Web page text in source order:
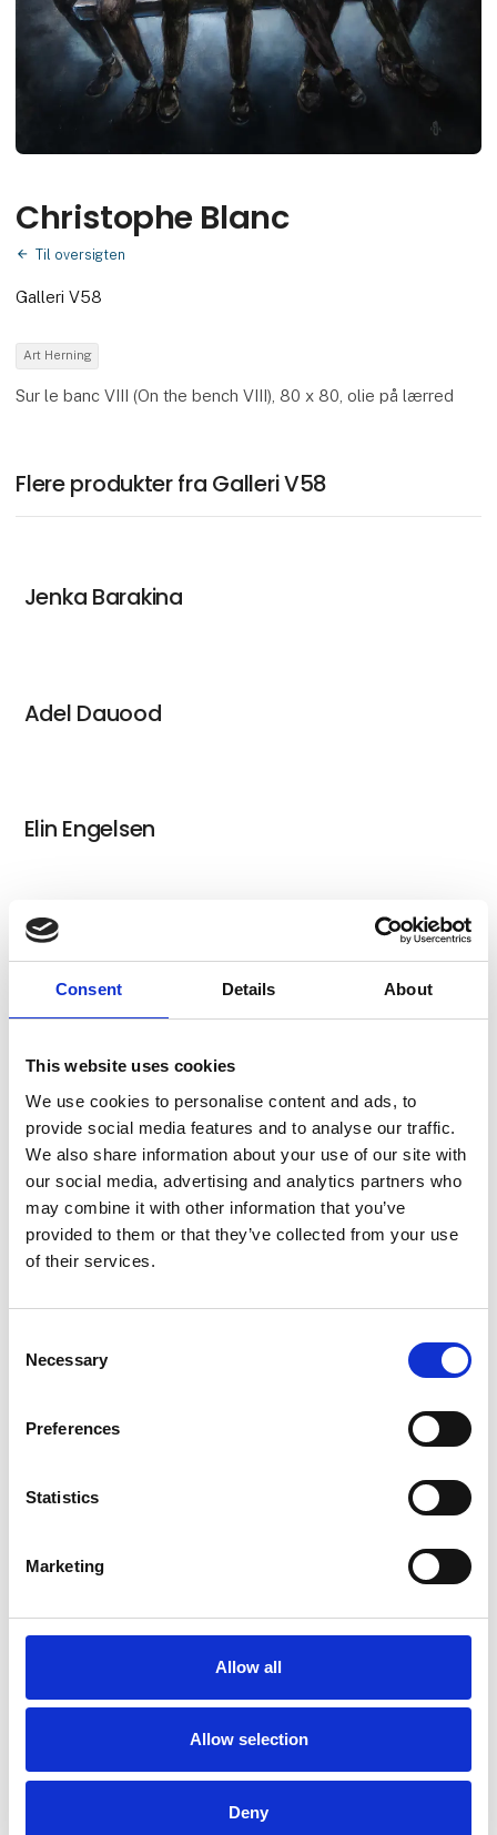
Consent Details About
This website uses cookies
We use cookies to personalise content and ads, to
provide social media features and to analyse our traffic.
We also share information about your use of our site with
our social media, advertising and analytics partners who
may combine it with other information that you’ve
provided to them or that they’ve collected from your use
of their services.
Selection
Necessary
Preferences
Statistics
Marketing
Allow all
Allow selection
Deny
Christophe Blanc
Til oversigten
Galleri V58
Art Herning
Sur le banc VIII (On the bench VIII), 80 x 80, olie på lærred
Flere produkter fra Galleri V58
Jenka Barakina
Adel Dauood
Elin Engelsen
Adel Dauood .
Christophe Blanc.
Tore Nørby Hansen
GALLERI V58 blev grundlagt i 2007 af Eigil Johansen og Ib
betydningsfuld adresse i Aarhus’ kultur- og musikhistorie,
flyttede galleriet ind i den historiske bygning Børnely på
Hans Hartvig Seedorffs Stræde 12. GALLERI V58 bevarede
sit etablerede navn med reference til dets tidligere residens.